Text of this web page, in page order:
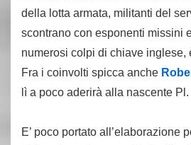
della lotta armata, militanti del
scontrano con esponenti missini
numerosi colpi di chiave inglese,
Fra i coinvolti spicca anche
lì a poco aderirà alla nascente Pl.
E’ poco portato all’elaborazione